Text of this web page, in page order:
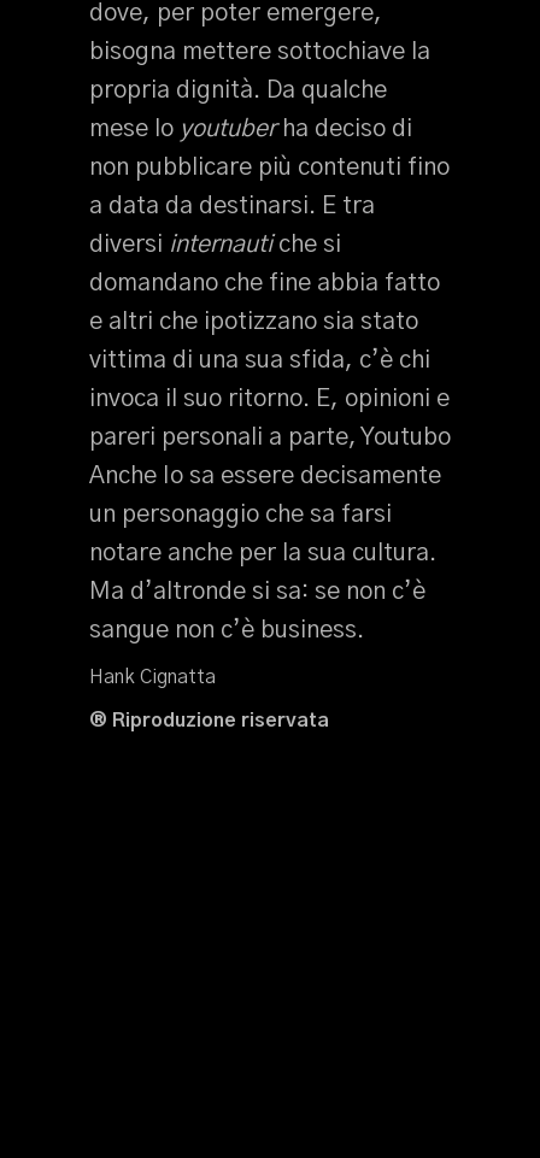
dove, per poter emergere,
bisogna mettere sottochiave la
propria dignità. Da qualche
mese lo youtuberha deciso di
non pubblicare più contenuti fino
a data da destinarsi. E tra
diversi internautiche si
domandano che fine abbia fatto
e altri che ipotizzano sia stato
vittima di una sua sfida, c’è chi
invoca il suo ritorno. E, opinioni e
pareri personali a parte, Youtubo
Anche Io sa essere decisamente
un personaggio che sa farsi
notare anche per la sua cultura.
Ma d’altronde si sa: se non c’è
sangue non c’è business.
Hank Cignatta
® Riproduzione riservata